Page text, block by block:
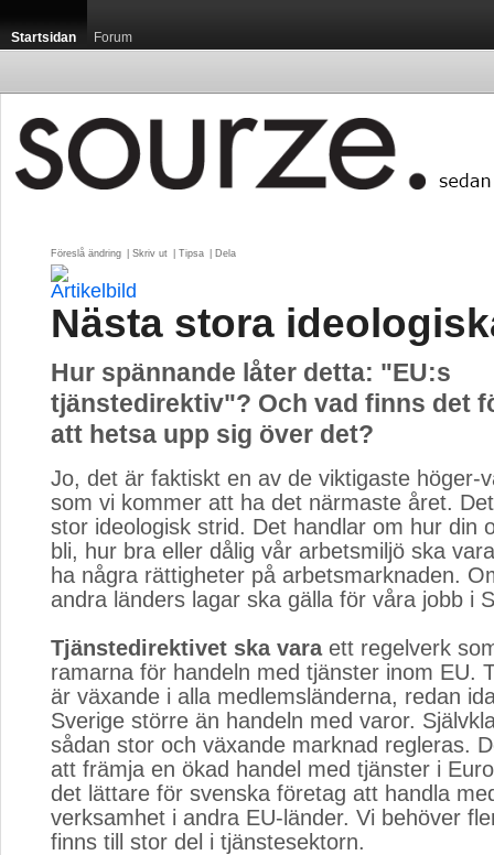
Startsidan Forum
Föreslå ändring Skriv ut Tipsa Dela
Nästa stora
Hur spännande låter detta: "EU:s
tjänstedirektiv"? Och vad finns det
att hetsa upp sig över det?
Jo, det är faktiskt en av de viktigaste höger-
som vi kommer att ha det närmaste året.
stor ideologisk strid. Det handlar om hur din
bli, hur bra eller dålig vår arbetsmiljö ska
ha några rättigheter på arbetsmarknaden.
andra länders lagar ska gälla för våra jobb i
Tjänstedirektivet ska varaett regelverk
ramarna för handeln med tjänster inom EU.
är växande i alla medlemsländerna, redan
Sverige större än handeln med varor.
sådan stor och växande marknad regleras.
att främja en ökad handel med tjänster i
det lättare för svenska företag att handla
verksamhet i andra EU-länder. Vi behöver
finns till stor del i tjänstesektorn.